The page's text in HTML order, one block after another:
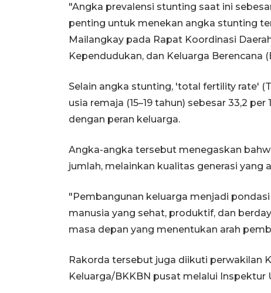
"Angka prevalensi stunting saat ini
penting untuk menekan angka stunting
Mailangkay pada Rapat Koordinasi
Kependudukan, dan Keluarga Berencana
Selain angka stunting, 'total fertility rate'
usia remaja (15–19 tahun) sebesar 33,2
dengan peran keluarga.
Angka-angka tersebut menegaskan
jumlah, melainkan kualitas generasi yang
"Pembangunan keluarga menjadi
manusia yang sehat, produktif, dan
masa depan yang menentukan arah
Rakorda tersebut juga diikuti perwakilan
Keluarga/BKKBN pusat melalui Inspektur